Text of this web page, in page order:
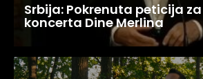
Srbija: Pokrenuta peticija
koncerta Dine Merlina